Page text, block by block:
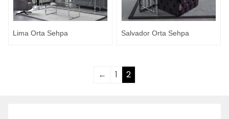
Lima Orta Sehpa Salvador Orta Sehpa
← 1 2